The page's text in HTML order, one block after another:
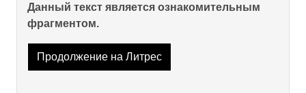
Данный текст является ознакомительным
фрагментом.
Продолжение на Литрес